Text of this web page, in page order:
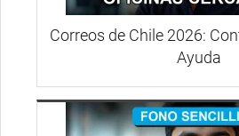
Correos de Chile 2026:
Ayuda